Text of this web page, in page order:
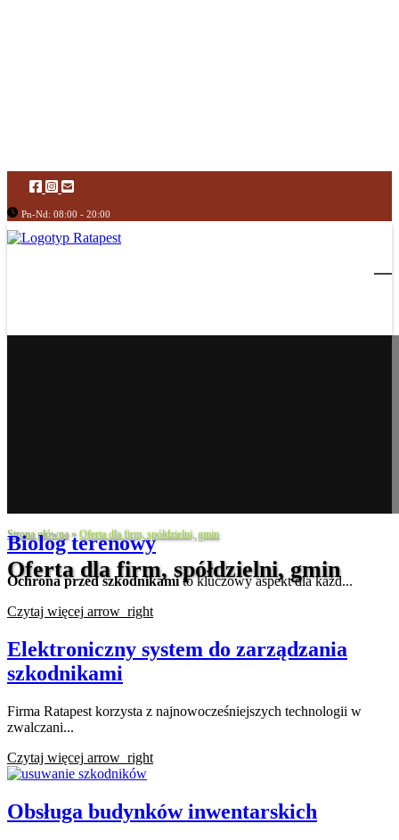
Pn-Nd: 08:00 - 20:00
Strona główna» Oferta dla firm, spółdzielni, gmin
Oferta dla firm, spółdzielni, gmin
Biolog terenowy
Ochrona przed szkodnikamito kluczowy aspekt dla każd...
Czytaj więcej arrow_right
Elektroniczny system do zarządzania
szkodnikami
Firma Ratapest korzysta z najnowocześniejszych technologii w
zwalczani...
Czytaj więcej arrow_right
Obsługa budynków inwentarskich